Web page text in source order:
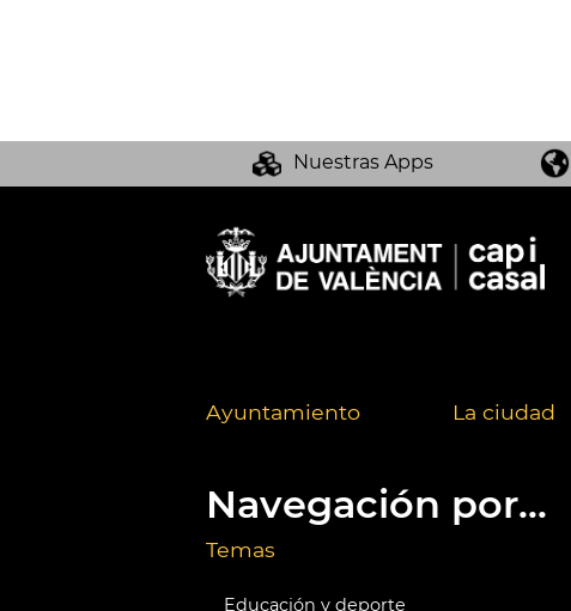
Nuestras Apps
Ayuntamiento La ciudad
Navegación por...
Temas
Educación y deporte